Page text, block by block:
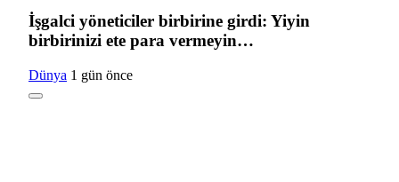
İşgalci yöneticiler birbirine girdi: Yiyin
birbirinizi ete para vermeyin…
Dünya 1 gün önce